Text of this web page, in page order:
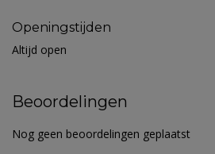
Openingstijden
Altijd open
Beoordelingen
Nog geen beoordelingen geplaatst